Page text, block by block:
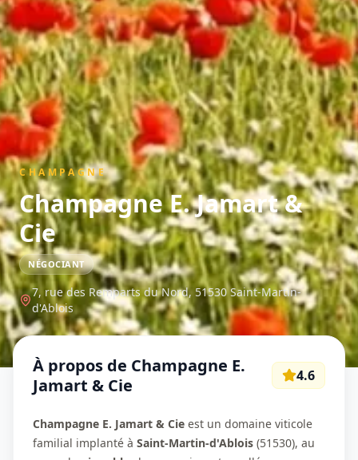
CHAMPAGNE
Champagne E. Jamart &
Cie
NÉGOCIANT
7, rue des Remparts du Nord,51530 Saint-Martin-
d'Ablois
À propos de Champagne E.
Jamart & Cie
4.6
Champagne E. Jamart & Cie est un domaine viticole
familial implanté à Saint-Martin-d'Ablois (51530), au